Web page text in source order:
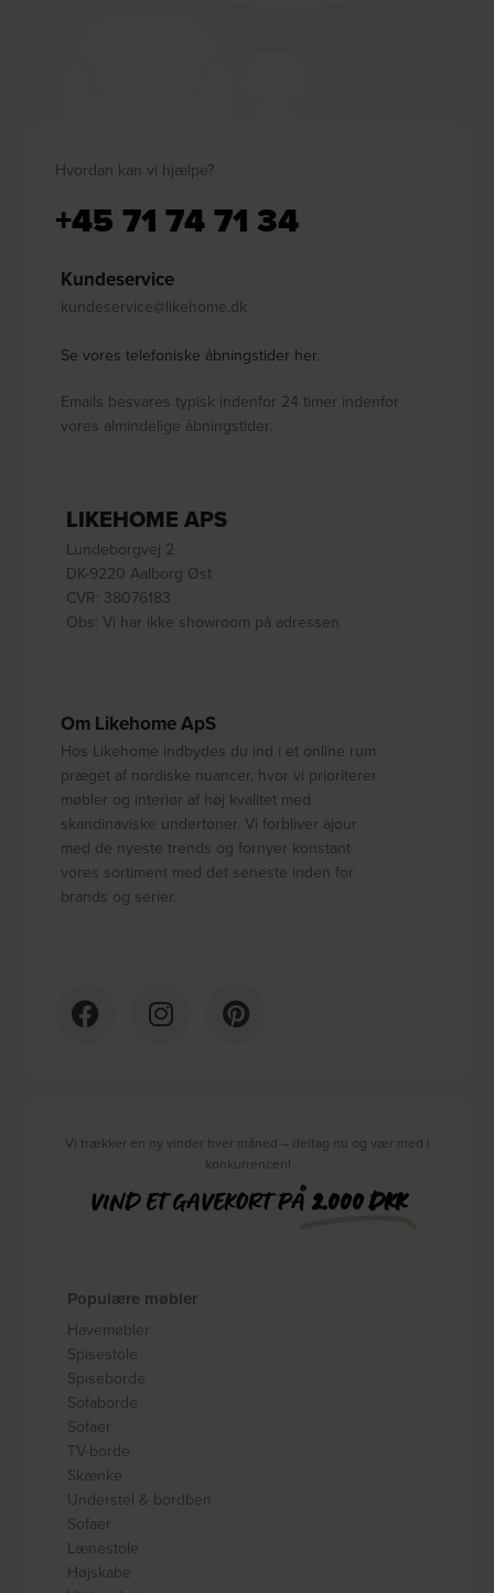
Hvordan kan vi hjælpe?
+45 71 74 71 34
Kundeservice
kundeservice@likehome.dk
Se vores telefoniske åbningstider her.
Emails besvares typisk indenfor 24 timer indenfor
vores almindelige åbningstider.
LIKEHOME APS
Lundeborgvej 2
DK-9220 Aalborg Øst
CVR: 38076183
Obs: Vi har ikke showroom på adressen
Om Likehome ApS
Hos Likehome indbydes du ind i et online rum
præget af nordiske nuancer, hvor vi prioriterer
møbler og interiør af høj kvalitet med
skandinaviske undertoner. Vi forbliver ajour
med de nyeste trends og fornyer konstant
vores sortiment med det seneste inden for
brands og serier.
Vi trækker en ny vinder hver måned – deltag nu og vær med i
konkurrencen!
VIND ET GAVEKORT PÅ2.000 DKK
Populære møbler
Havemøbler
Spisestole
Spiseborde
Sofaborde
Sofaer
TV-borde
Skænke
Understel & bordben
Sofaer
Lænestole
Højskabe